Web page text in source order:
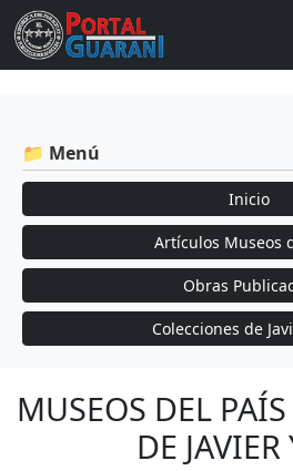
📁 Menú
Inicio
Artículos Museos
Obras
Colecciones de
MUSEOS DEL
DE